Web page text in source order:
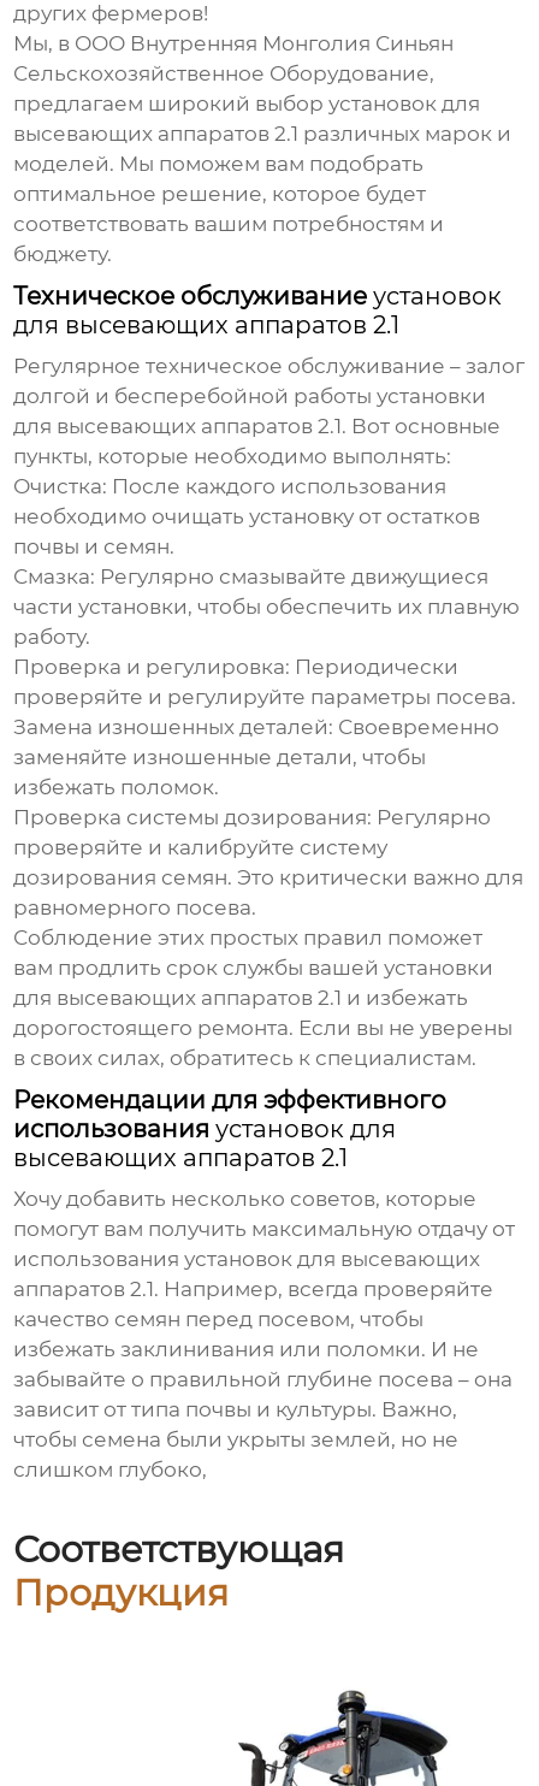
других фермеров!
Мы, в ООО Внутренняя Монголия Синьян
Сельскохозяйственное Оборудование,
предлагаем широкий выборустановок для
высевающих аппаратов 2.1 различных марок и
моделей. Мы поможем вам подобрать
оптимальное решение, которое будет
соответствовать вашим потребностям и
бюджету.
Техническое обслуживаниеустановок
для высевающих аппаратов 2.1
Регулярное техническое обслуживание – залог
долгой и бесперебойной работыустановки
для высевающих аппаратов 2.1. Вот основные
пункты, которые необходимо выполнять:
Очистка: После каждого использования
необходимо очищать установку от остатков
почвы и семян.
Смазка: Регулярно смазывайте движущиеся
части установки, чтобы обеспечить их плавную
работу.
Проверка и регулировка: Периодически
проверяйте и регулируйте параметры посева.
Замена изношенных деталей: Своевременно
заменяйте изношенные детали, чтобы
избежать поломок.
Проверка системы дозирования: Регулярно
проверяйте и калибруйте систему
дозирования семян. Это критически важно для
равномерного посева.
Соблюдение этих простых правил поможет
вам продлить срок службы вашейустановки
для высевающих аппаратов 2.1 и избежать
дорогостоящего ремонта. Если вы не уверены
в своих силах, обратитесь к специалистам.
Рекомендации для эффективного
использованияустановок для
высевающих аппаратов 2.1
Хочу добавить несколько советов, которые
помогут вам получить максимальную отдачу от
использованияустановок для высевающих
аппаратов 2.1. Например, всегда проверяйте
качество семян перед посевом, чтобы
избежать заклинивания или поломки. И не
забывайте о правильной глубине посева – она
зависит от типа почвы и культуры. Важно,
чтобы семена были укрыты землей, но не
слишком глубоко,
Соответствующая
Продукция